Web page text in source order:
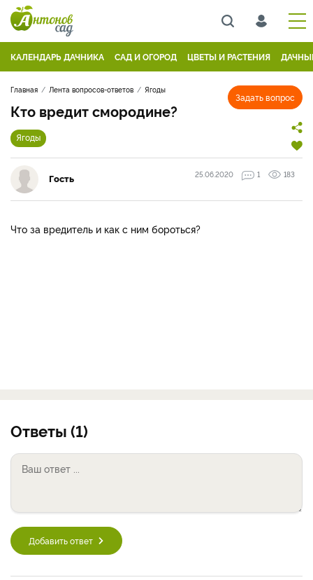
КАЛЕНДАРЬ ДАЧНИКА САД И ОГОРОД ЦВЕТЫ И РАСТЕНИЯ
Задать вопрос
Главная Лента вопросов-ответов Ягоды
Кто вредит смородине?
Ягоды
Гость 25.06.2020 1 183
Что за вредитель и как с ним бороться?
Ответы (1)
Добавить ответ